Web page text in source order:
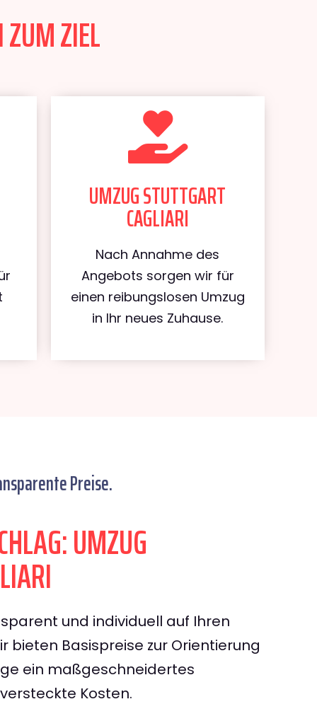
ZIEL
UMZUG STUTTGART
CAGLIARI
Nach Annahme des
Angebots sorgen wir für
einen reibungslosen Umzug
in Ihr neues Zuhause.
Preise.
UMZUG
und individuell auf Ihren
bieten Basispreise zur Orientierung
ein maßgeschneidertes
Kosten.